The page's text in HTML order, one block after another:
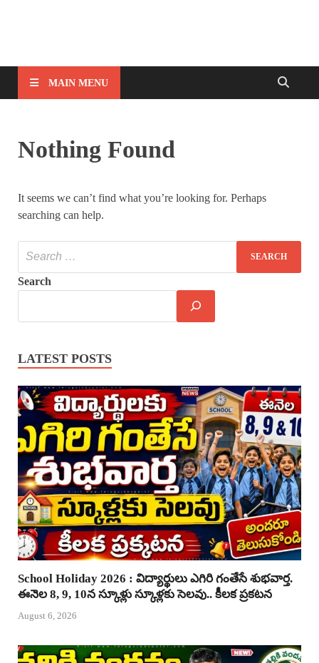
MAIN MENU
Nothing Found
It seems we can’t find what you’re looking for. Perhaps
searching can help.
Search
LATEST POSTS
School Holiday 2026 : విద్యార్థులు ఎగిరి గంతేసే శుభవార్త.
ఈనెల 8, 9, 10న స్కూళ్లు స్కూళ్లకు సెలవు.. కీలక ప్రకటన
August 6, 2026